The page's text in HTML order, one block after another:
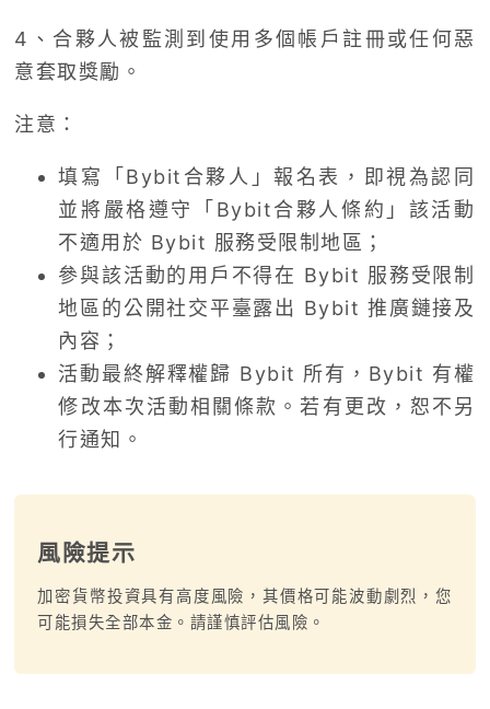
4、合夥人被監測到使用多個帳戶註冊或任何惡
意套取獎勵。
注意：
填寫「Bybit合夥人」報名表，即視為認同
並將嚴格遵守「Bybit合夥人條約」該活動
不適用於 Bybit 服務受限制地區；
參與該活動的用戶不得在 Bybit 服務受限制
地區的公開社交平臺露出 Bybit 推廣鏈接及
內容；
活動最終解釋權歸 Bybit 所有，Bybit 有權
修改本次活動相關條款。若有更改，恕不另
行通知。
風險提示
加密貨幣投資具有高度風險，其價格可能波動劇烈，您
可能損失全部本金。請謹慎評估風險。